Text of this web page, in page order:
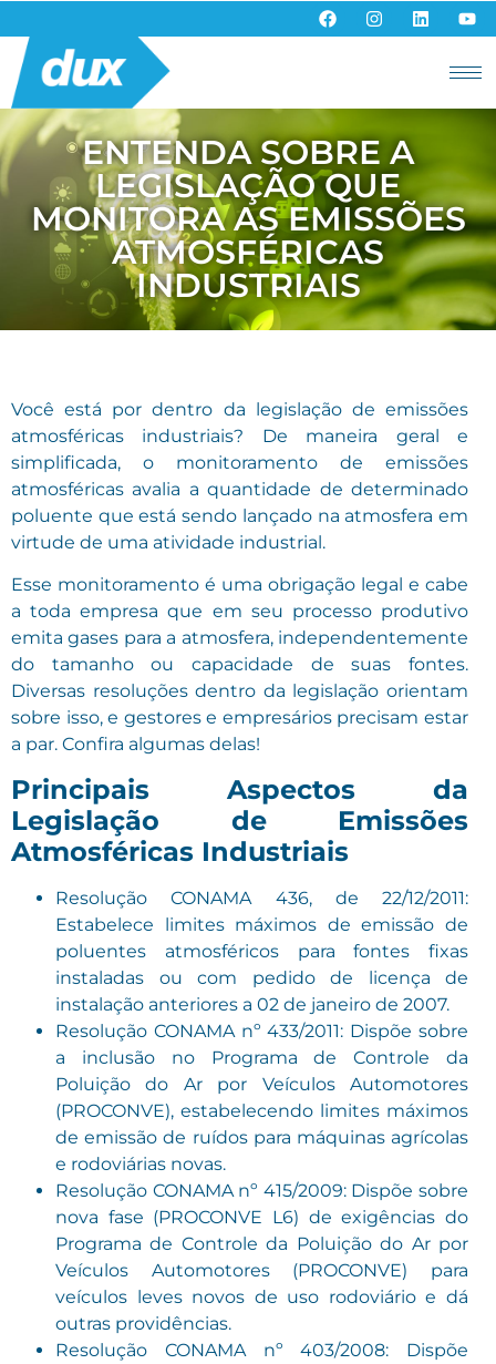
ENTENDA SOBRE A
LEGISLAÇÃO QUE
MONITORA AS EMISSÕES
ATMOSFÉRICAS
INDUSTRIAIS
Você está por dentro da legislação de emissões
atmosféricas industriais? De maneira geral e
simplificada, o monitoramento de emissões
atmosféricas avalia a quantidade de determinado
poluente que está sendo lançado na atmosfera em
virtude de uma atividade industrial.
Esse monitoramento é uma obrigação legal e cabe
a toda empresa que em seu processo produtivo
emita gases para a atmosfera, independentemente
do tamanho ou capacidade de suas fontes.
Diversas resoluções dentro da legislação orientam
sobre isso, e gestores e empresários precisam estar
a par. Confira algumas delas!
Principais Aspectos da
Legislação de Emissões
Atmosféricas Industriais
Resolução CONAMA 436, de 22/12/2011:
Estabelece limites máximos de emissão de
poluentes atmosféricos para fontes fixas
instaladas ou com pedido de licença de
instalação anteriores a 02 de janeiro de 2007.
Resolução CONAMA nº 433/2011: Dispõe sobre
a inclusão no Programa de Controle da
Poluição do Ar por Veículos Automotores
(PROCONVE), estabelecendo limites máximos
de emissão de ruídos para máquinas agrícolas
e rodoviárias novas.
Resolução CONAMA nº 415/2009: Dispõe sobre
nova fase (PROCONVE L6) de exigências do
Programa de Controle da Poluição do Ar por
Veículos Automotores (PROCONVE) para
veículos leves novos de uso rodoviário e dá
outras providências.
Resolução CONAMA nº 403/2008: Dispõe